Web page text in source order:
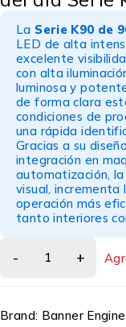
La Serie K90 de
LED de alta
excelente
con alta
luminosa y
de forma clara
condiciones de
una rápida
Gracias a su
integración en
automatización, la
visual, incrementa
operación más
tanto interiores
Brand: Banner